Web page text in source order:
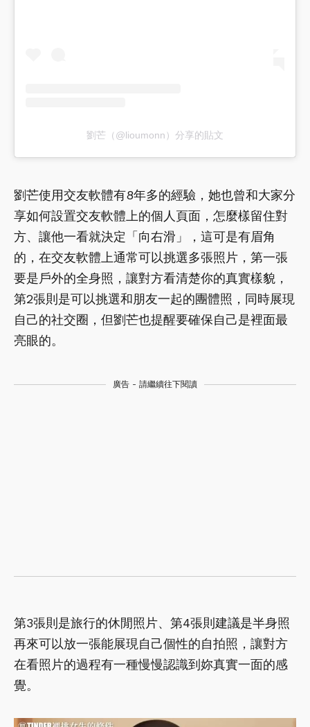
劉芒（@lioumonn）分享的貼文
劉芒使用交友軟體有8年多的經驗，她也曾和大家分
享如何設置交友軟體上的個人頁面，怎麼樣留住對
方、讓他一看就決定「向右滑」，這可是有眉角
的，在交友軟體上通常可以挑選多張照片，第一張
要是戶外的全身照，讓對方看清楚你的真實樣貌，
第2張則是可以挑選和朋友一起的團體照，同時展現
自己的社交圈，但劉芒也提醒要確保自己是裡面最
亮眼的。
廣告 - 請繼續往下閱讀
第3張則是旅行的休閒照片、第4張則建議是半身照
再來可以放一張能展現自己個性的自拍照，讓對方
在看照片的過程有一種慢慢認識到妳真實一面的感
覺。